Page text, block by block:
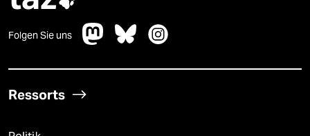
Folgen Sie uns
Ressorts